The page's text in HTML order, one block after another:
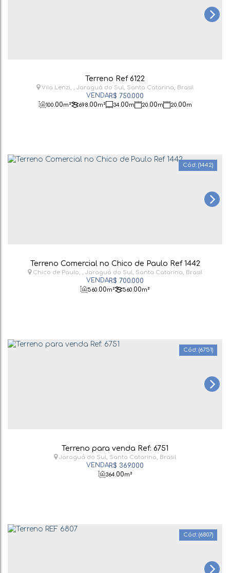
Terreno Ref 6122
R$ 750.000
Vila Lenzi , Jaraguá do Sul, Santa Catarina, Brasil
100 .00m² 698 .00m² 34 .00m 20 .00m 20 .00m
(1442)
Terreno Comercial no Chico de Paulo Ref 1442
R$ 700.000
Chico de Paulo , Jaraguá do Sul, Santa Catarina, Brasil
560 .00m² 560 .00m²
(6751)
Terreno para venda Ref: 6751
R$ 369.000
Jaraguá do Sul, Santa Catarina, Brasil
364 .00m²
(6807)